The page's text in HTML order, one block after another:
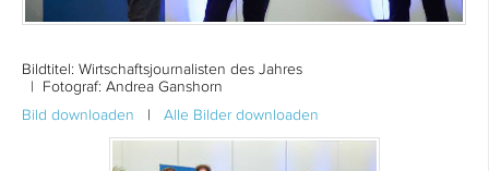
Bildtitel: Wirtschaftsjournalisten des Jahres
| Fotograf: Andrea Ganshorn
Bild downloaden
| Alle Bilder downloaden